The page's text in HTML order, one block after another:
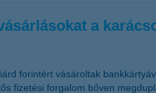
a
forintért vásároltak
fizetési forgalom bőven